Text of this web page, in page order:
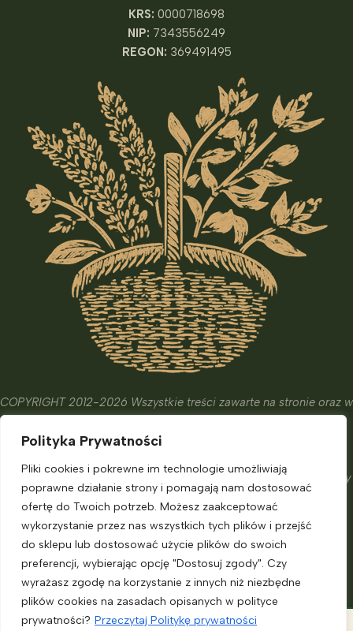
Polityka Prywatności
Pliki cookies i pokrewne im technologie umożliwiają
poprawne działanie strony i pomagają nam dostosować
ofertę do Twoich potrzeb. Możesz zaakceptować
wykorzystanie przez nas wszystkich tych plików i przejść
do sklepu lub dostosować użycie plików do swoich
preferencji, wybierając opcję "Dostosuj zgody". Czy
wyrażasz zgodę na korzystanie z innych niż niezbędne
plików cookies na zasadach opisanych w polityce
prywatności? Przeczytaj Politykę prywatności
KRS: 0000718698
NIP: 7343556249
REGON: 369491495
COPYRIGHT 2012-2026 Wszystkie treści zawarte na stronie oraz w
edukacyjny, informacyjny oraz hobbistyczny.
chorobom. Nie zastąpią one porady eksperta, o którą powinniśmy
zadbać.
Informacje dla klienta
Moje konto
Polityka prywatności
Regulamin sklepu
Domowa apteczka z ziół zamiast półki leków.Wszystkie moje